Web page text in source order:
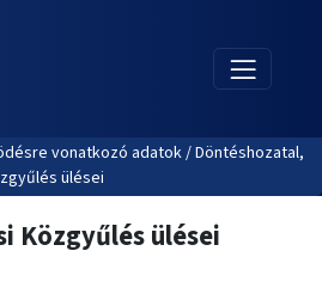
vonatkozó adatok / Döntéshozatal,
ülései
Közgyűlés ülései